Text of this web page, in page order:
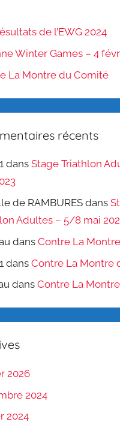
de l’EWG 2024
Winter Games – 4
La Montre du Comité
récents
dansStage Triathlon
de RAMBURES dans
Adultes – 5/8 mai
dansContre La
dansContre La Montre
dansContre La
2026
2024
2024